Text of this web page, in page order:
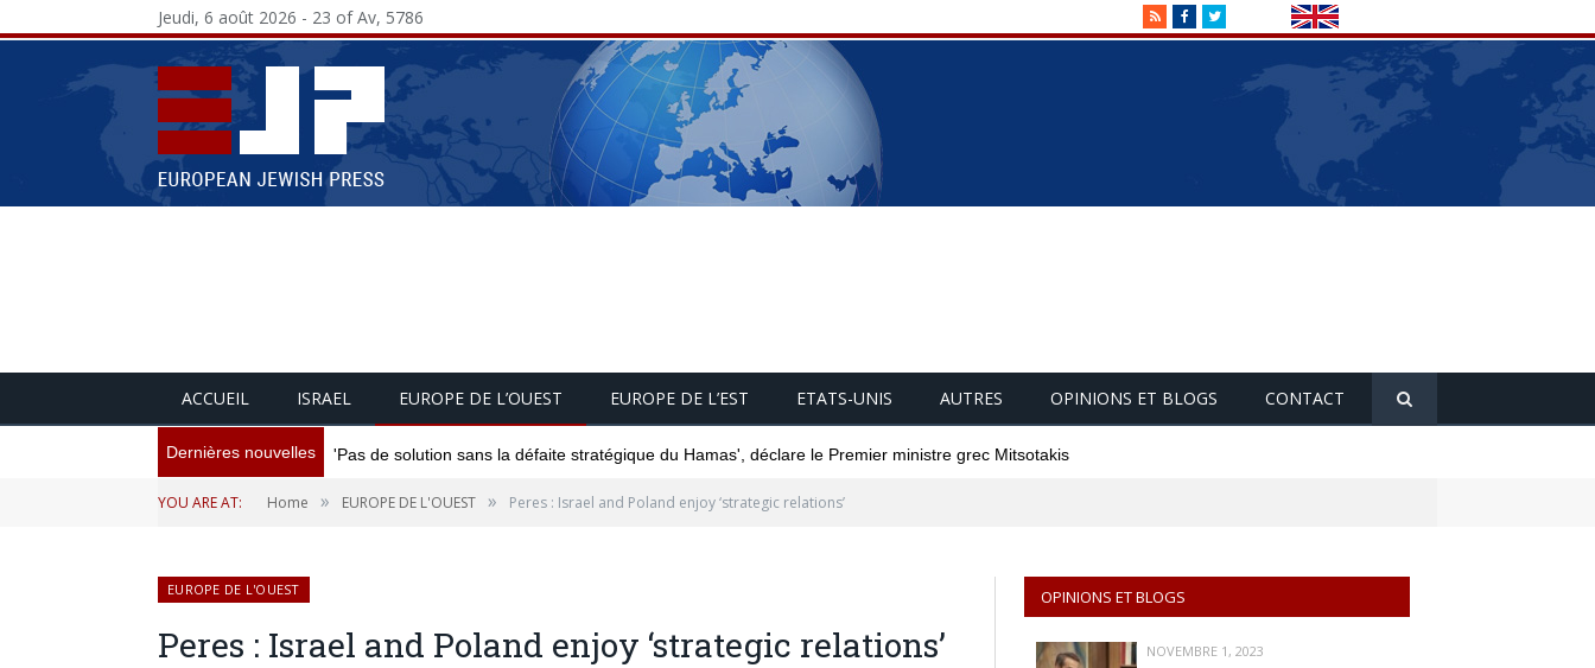
RSSFacebookTwitter
Jeudi, 6 août 2026 - 23 of Av, 5786
ACCUEIL ISRAEL EUROPE DE L’OUEST EUROPE DE L’EST ETATS-UNIS AUTRES OPINIONS ET BLOGS CONTACT
Dernières nouvelles 'Pas de solution sans la défaite stratégique du Hamas', déclare le Premier ministre grec Mitsotakis
YOU ARE AT: Home » EUROPE DE L'OUEST » Peres : Israel and Poland enjoy ‘strategic relations’
EUROPE DE L'OUEST
Peres : Israel and Poland enjoy ‘strategic relations’
OPINIONS ET BLOGS
NOVEMBRE 1, 2023